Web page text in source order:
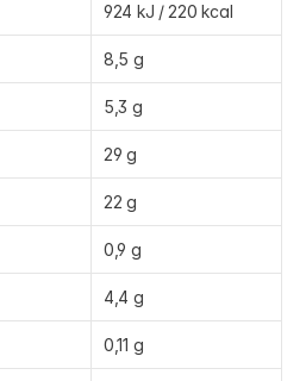
924 kJ / 220 kcal
8,5 g
5,3 g
29 g
22 g
0,9 g
4,4 g
0,11 g